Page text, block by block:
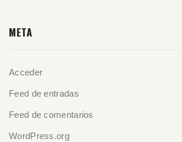
META
Acceder
Feed de entradas
Feed de comentarios
WordPress.org